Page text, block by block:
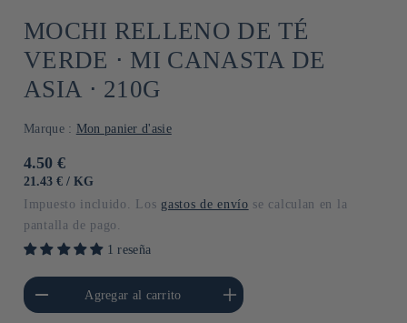
MOCHI RELLENO DE TÉ
VERDE ⋅ MI CANASTA DE
ASIA ⋅ 210G
Marque : Mon panier d'asie
Precio
habitual
4.50 €
PRECIO
21.43 € / POR
KG
Impuesto incluido. Los gastos de envío se calculan en la
pantalla de pago.
1 reseña
para Default
Title
Agregar al carrito
Aumentar cantidad para Default
Title